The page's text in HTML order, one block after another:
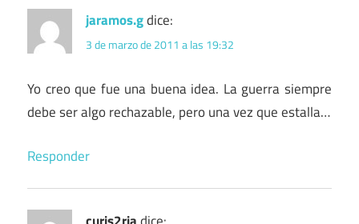
jaramos.gdice:
3 de marzo de 2011 a las 19:32
Yo creo que fue una buena idea. La guerra siempre
debe ser algo rechazable, pero una vez que estalla…
Responder